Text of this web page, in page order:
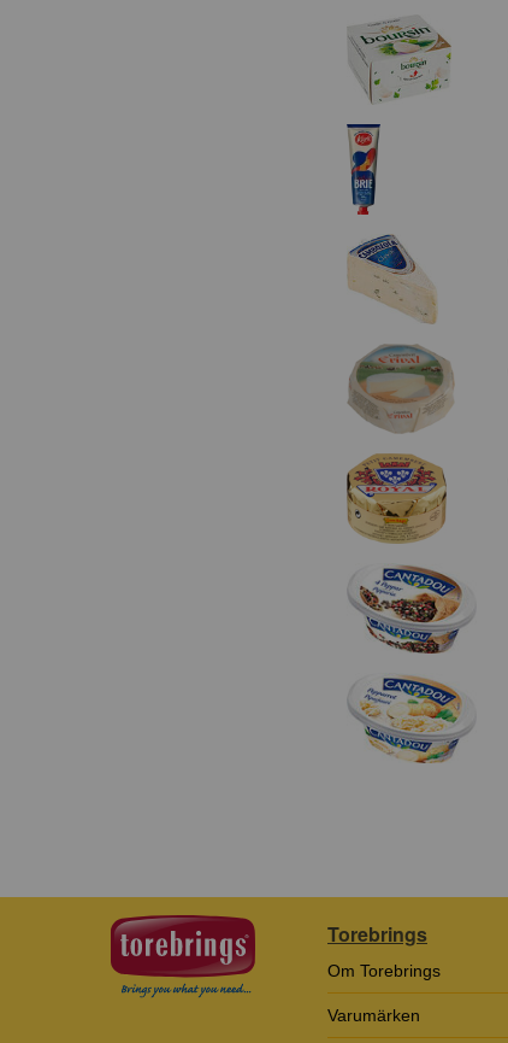
Torebrings
Om Torebrings
Varumärken